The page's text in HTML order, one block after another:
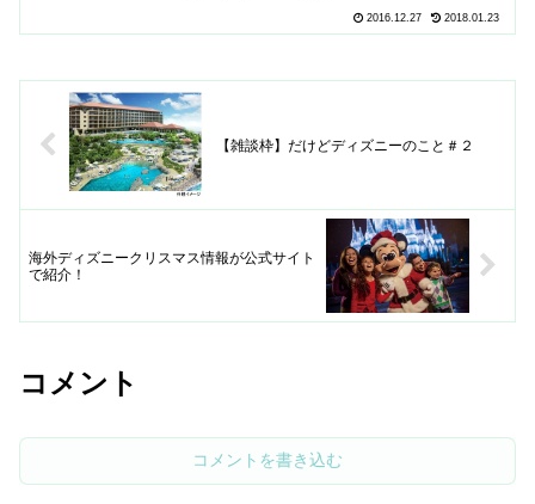
2016.12.27 2018.01.23
【雑談枠】だけどディズニーのこと＃２
海外ディズニークリスマス情報が公式サイト
で紹介！
コメント
コメントを書き込む